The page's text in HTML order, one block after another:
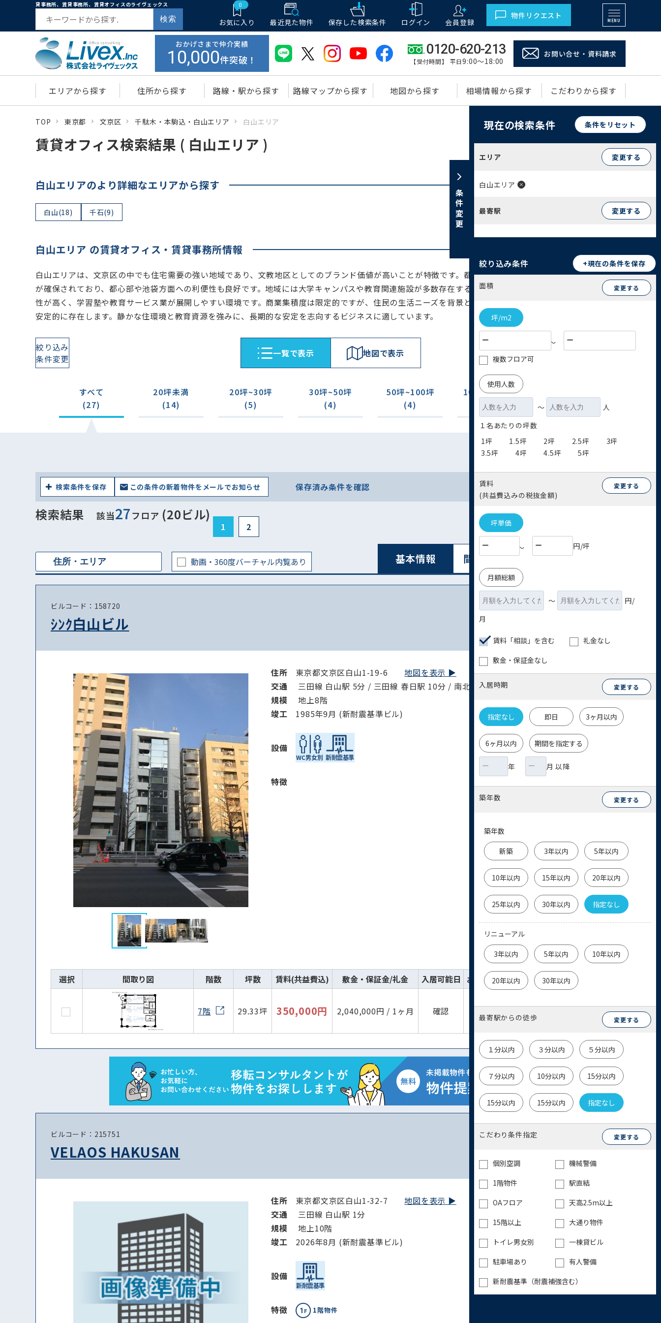
貸事務所、賃貸事務所、賃貸オフィスのライヴェックス
検索
0
お気に入り 最近見た物件 保存した検索条件 ログイン 会員登録
物件リクエスト
MENU
おかげさまで仲介実績
10,000件突破！
0120-620-213
【受付時間】 平日9:00～18:00
お問い合せ・資料請求
エリアから探す 住所から探す 路線・駅から探す 路線マップから探す 地図から探す 相場情報から探す こだわりから探す
TOP 東京都 文京区 千駄木・本駒込・白山エリア 白山エリア
条件変更
現在の検索条件 条件をリセット
エリア 変更する
白山エリア
最寄駅 変更する
絞り込み条件 +現在の条件を保存
面積 変更する
坪/m2
〜
複数フロア可
使用人数
〜
人
１名あたりの坪数
1坪
1.5坪 2坪 2.5坪
3坪
3.5坪
4坪 4.5坪 5坪
賃料
(共益費込みの税抜金額)
変更する
坪単価
〜 円/坪
月額総額
〜
円/
月
賃料「相談」を含む
礼金なし
敷金・保証金なし
入居時期 変更する
指定なし 即日 3ヶ月以内
6ヶ月以内 期間を指定する
年 月 以降
築年数 変更する
築年数
新築 3年以内 5年以内
10年以内 15年以内 20年以内
25年以内 30年以内 指定なし
リニューアル
3年以内 5年以内 10年以内
20年以内 30年以内
最寄駅からの徒歩 変更する
１分以内 ３分以内 ５分以内
７分以内 10分以内 15分以内
15分以内 15分以内 指定なし
こだわり条件指定 変更する
個別空調
機械警備
1階物件
駅直結
OAフロア
天高2.5m以上
15階以上
大通り物件
トイレ男女別
一棟貸ビル
駐車場あり
有人警備
新耐震基準（耐震補強含む）
住所
から探す
路線・駅
から探す
賃貸オフィス検索結果 ( 白山エリア )
白山エリアのより詳細なエリアから探す
白山(18) 千石(9)
白山エリア の賃貸オフィス・賃貸事務所情報
白山エリアは、文京区の中でも住宅需要の強い地域であり、文教地区としてのブランド価値が高いことが特徴です。都営三田線の白山駅を中心に交通アクセス
が確保されており、都心部や池袋方面への利便性も良好です。地域には大学キャンパスや教育関連施設が多数存在するため、学生需要や教育ビジネスとの親和
性が高く、学習塾や教育サービス業が展開しやすい環境です。商業集積度は限定的ですが、住民の生活ニーズを背景とした小規模店舗や医療サービスの需要が
安定的に存在します。静かな住環境と教育資源を強みに、長期的な安定を志向するビジネスに適しています。
絞り込み
条件変更
⼀覧で表⽰ 地図で表⽰
すべて
(27)
20坪未満
(14)
20坪~30坪
(5)
30坪~50坪
(4)
50坪~100坪
(4)
100坪~200坪
(0)
(0)
検索条件を保存 この条件の新着物件をメールでお知らせ 保存済み条件を確認
検索結果 該当27フロア (20ビル)
1 2
動画・360度バーチャル内覧あり 基本情報 間取り図表⽰ リスト表⽰
ビルコード：158720
ｼﾝｸ白山ビル
住所 東京都文京区白山1-19-6地図を表示 ▶︎
交通
三田線 白山駅 5分 / 三田線 春日駅 10分 / 南北線 東大前駅 12分
規模
地上8階
竣⼯ 1985年9月 (新耐震基準ビル)
設備
特徴
選択 間取り図 階数 坪数 賃料(共益費込) 敷金・保証金/礼金 入居可能日 お気に入り 詳細 お問い合わせ
7階 29.33坪 350,000円 2,040,000円 / 1ヶ月 確認
詳細を
見る
物件
ビルコード：215751
VELAOS HAKUSAN
住所 東京都文京区白山1-32-7地図を表示 ▶︎
交通
三田線 白山駅 1分
規模
地上10階
竣⼯ 2026年8月 (新耐震基準ビル)
設備
特徴 1階物件